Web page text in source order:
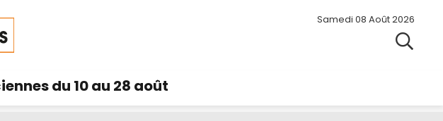
Samedi 08 Août 2026
du 10 au 28 août